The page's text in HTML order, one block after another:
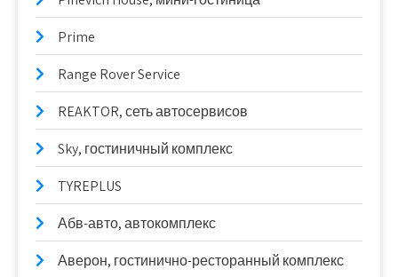
Prime
Range Rover Service
REAKTOR, сеть автосервисов
Sky, гостиничный комплекс
TYREPLUS
Абв-авто, автокомплекс
Аверон, гостинично-ресторанный комплекс